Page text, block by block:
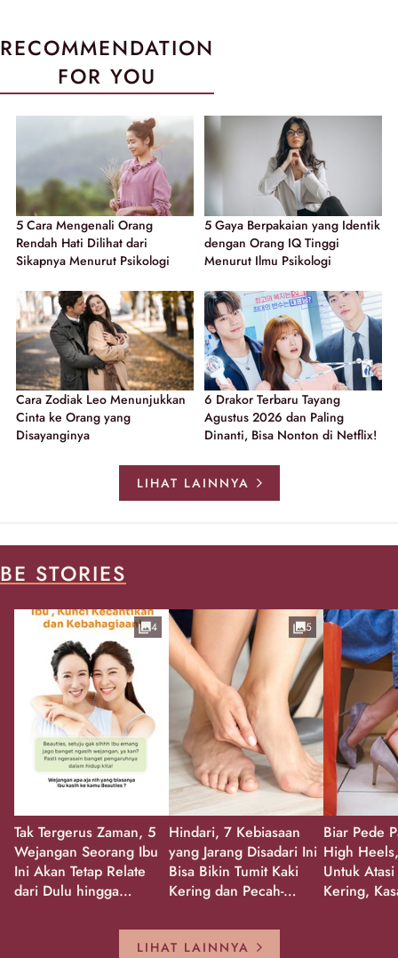
RECOMMENDATION
FOR YOU
5 Cara Mengenali Orang
Rendah Hati Dilihat dari
Sikapnya Menurut Psikologi
5 Gaya Berpakaian yang Identik
dengan Orang IQ Tinggi
Menurut Ilmu Psikologi
Cara Zodiak Leo Menunjukkan
Cinta ke Orang yang
Disayanginya
6 Drakor Terbaru Tayang
Agustus 2026 dan Paling
Dinanti, Bisa Nonton di Netflix!
LIHAT LAINNYA
BE STORIES
Tak Tergerus Zaman, 5
Wejangan Seorang Ibu
Ini Akan Tetap Relate
dari Dulu hingga
4
Hindari, 7 Kebiasaan
yang Jarang Disadari Ini
Bisa Bikin Tumit Kaki
Kering dan Pecah-
5
Biar Pede
High
Untuk
Kering,
LIHAT LAINNYA